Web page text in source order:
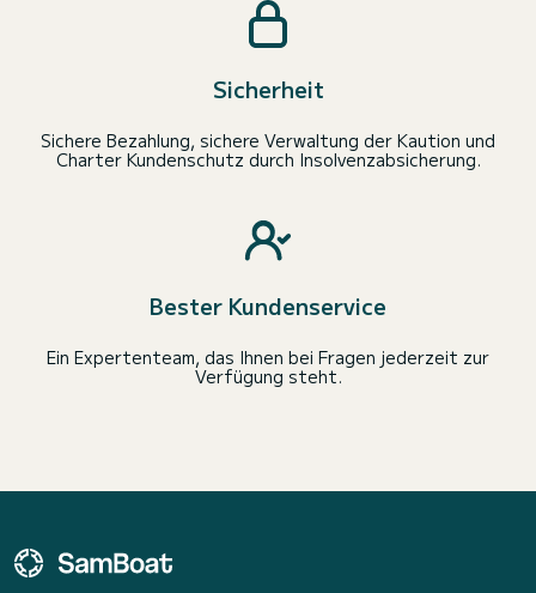
Sicherheit
Sichere Bezahlung, sichere Verwaltung der Kaution und
Charter Kundenschutz durch Insolvenzabsicherung.
Bester Kundenservice
Ein Expertenteam, das Ihnen bei Fragen jederzeit zur
Verfügung steht.